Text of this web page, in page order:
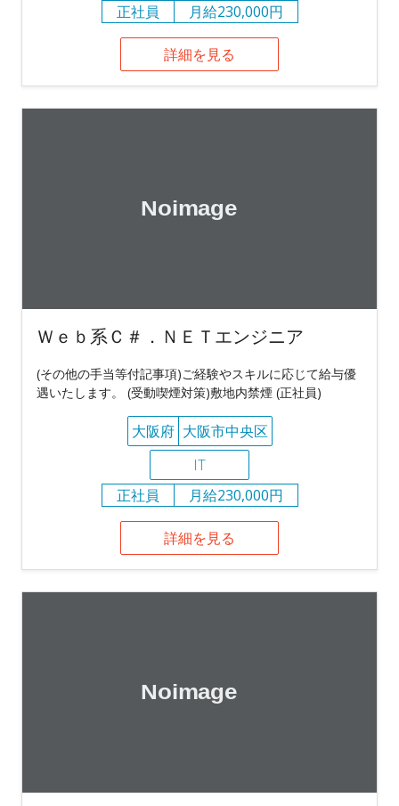
正社員
月給230,000円
詳細を見る
Ｗｅｂ系Ｃ＃．ＮＥＴエンジニア
(その他の手当等付記事項)ご経験やスキルに応じて給与優
遇いたします。 (受動喫煙対策)敷地内禁煙 (正社員)
大阪府 大阪市中央区
IT
正社員
月給230,000円
詳細を見る